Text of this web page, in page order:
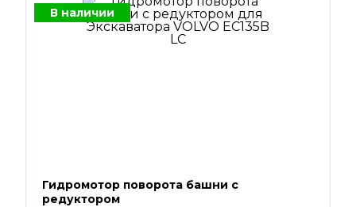
В наличии
Гидромотор поворота башни с
редуктором